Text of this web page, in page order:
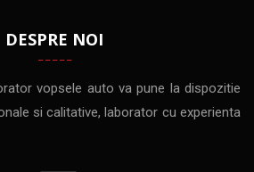
DESPRE NOI
vopsele auto va pune la dispozitie
si calitative, laborator cu experienta